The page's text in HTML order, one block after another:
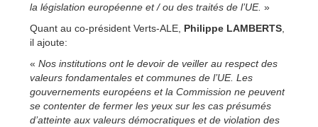
la législation européenne et / ou des traités de l’UE. »
Quant au co-président Verts-ALE, Philippe LAMBERTS
il ajoute:
« Nos institutions ont le devoir de veiller au respect des
valeurs fondamentales et communes de l’UE. Les
gouvernements européens et la Commission ne peuvent
se contenter de fermer les yeux sur les cas présumés
d’atteinte aux valeurs démocratiques et de violation des